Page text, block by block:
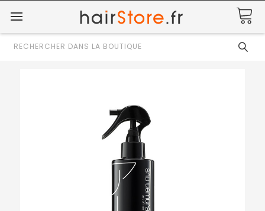
Rechercher